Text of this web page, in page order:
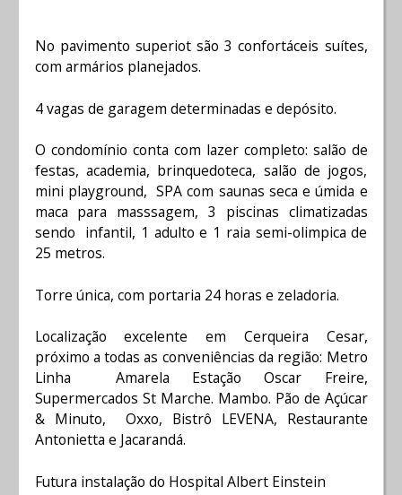
No pavimento superiot são 3 confortáceis suítes,
com armários planejados.
4 vagas de garagem determinadas e depósito.
O condomínio conta com lazer completo: salão de
festas, academia, brinquedoteca, salão de jogos,
mini playground, SPA com saunas seca e úmida e
maca para masssagem, 3 piscinas climatizadas
sendo infantil, 1 adulto e 1 raia semi-olimpica de
25 metros.
Torre única, com portaria 24 horas e zeladoria.
Localização excelente em Cerqueira Cesar,
próximo a todas as conveniências da região: Metro
Linha Amarela Estação Oscar Freire,
Supermercados St Marche. Mambo. Pão de Açúcar
& Minuto, Oxxo, Bistrô LEVENA, Restaurante
Antonietta e Jacarandá.
Futura instalação do Hospital Albert Einstein